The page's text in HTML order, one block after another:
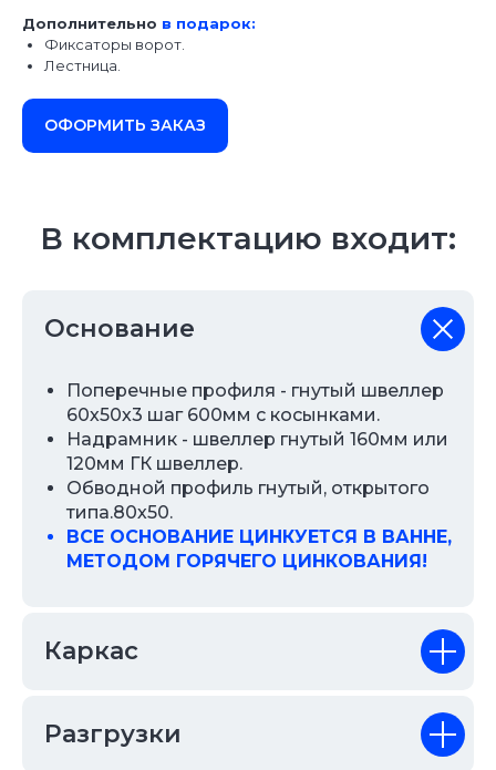
Дополнительно в подарок:
Фиксаторы ворот.
Лестница.
ОФОРМИТЬ ЗАКАЗ
В комплектацию входит:
Основание
Поперечные профиля - гнутый швеллер
60х50х3 шаг 600мм с косынками.
Надрамник - швеллер гнутый 160мм или
120мм ГК швеллер.
Обводной профиль гнутый, открытого
типа.80х50.
ВСЕ ОСНОВАНИЕ ЦИНКУЕТСЯ В ВАННЕ,
МЕТОДОМ ГОРЯЧЕГО ЦИНКОВАНИЯ!
Каркас
Разгрузки